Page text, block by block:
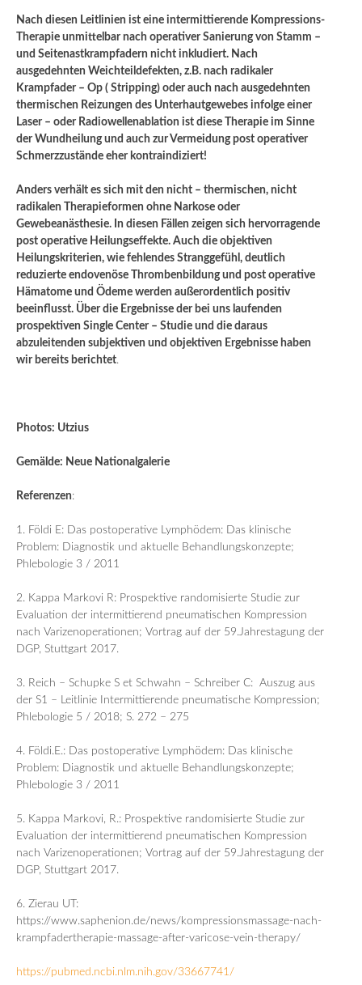
Nach diesen Leitlinien ist eine intermittierende Kompressions-
Therapie unmittelbar nach operativer Sanierung von Stamm –
und Seitenastkrampfadern nicht inkludiert. Nach
ausgedehnten Weichteildefekten, z.B. nach radikaler
Krampfader – Op ( Stripping) oder auch nach ausgedehnten
thermischen Reizungen des Unterhautgewebes infolge einer
Laser – oder Radiowellenablation ist diese Therapie im Sinne
der Wundheilung und auch zur Vermeidung post operativer
Schmerzzustände eher kontraindiziert!
Anders verhält es sich mit den nicht – thermischen, nicht
radikalen Therapieformen ohne Narkose oder
Gewebeanästhesie. In diesen Fällen zeigen sich hervorragende
post operative Heilungseffekte. Auch die objektiven
Heilungskriterien, wie fehlendes Stranggefühl, deutlich
reduzierte endovenöse Thrombenbildung und post operative
Hämatome und Ödeme werden außerordentlich positiv
beeinflusst. Über die Ergebnisse der bei uns laufenden
prospektiven Single Center – Studie und die daraus
abzuleitenden subjektiven und objektiven Ergebnisse haben
wir bereits berichtet.
Photos: Utzius
Gemälde: Neue Nationalgalerie
Referenzen:
1. Földi E: Das postoperative Lymphödem: Das klinische
Problem: Diagnostik und aktuelle Behandlungskonzepte;
Phlebologie 3 / 2011
2. Kappa Markovi R: Prospektive randomisierte Studie zur
Evaluation der intermittierend pneumatischen Kompression
nach Varizenoperationen; Vortrag auf der 59.Jahrestagung der
DGP, Stuttgart 2017.
3. Reich – Schupke S et Schwahn – Schreiber C: Auszug aus
der S1 – Leitlinie Intermittierende pneumatische Kompression;
Phlebologie 5 / 2018; S. 272 – 275
4. Földi.E.: Das postoperative Lymphödem: Das klinische
Problem: Diagnostik und aktuelle Behandlungskonzepte;
Phlebologie 3 / 2011
5. Kappa Markovi, R.: Prospektive randomisierte Studie zur
Evaluation der intermittierend pneumatischen Kompression
nach Varizenoperationen; Vortrag auf der 59.Jahrestagung der
DGP, Stuttgart 2017.
6. Zierau UT:
https://www.saphenion.de/news/kompressionsmassage-nach-
krampfadertherapie-massage-after-varicose-vein-therapy/
https://pubmed.ncbi.nlm.nih.gov/33667741/